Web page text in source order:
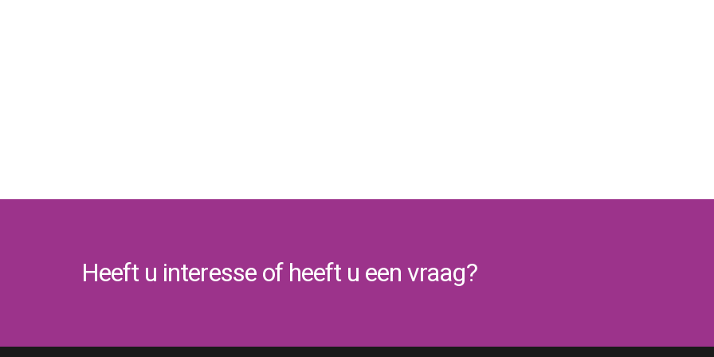
Heeft u interesse of heeft u een vraag?